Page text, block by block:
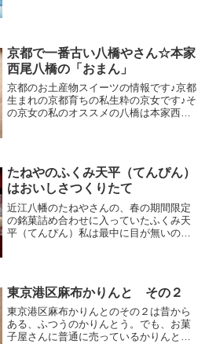
京都で一番古い八橋やさん☆本家
西尾八橋の「おまん」
京都のお土産物スイーツの情報です♪京都
生まれの京都育ちの私生粋の京女です♪そ
の京女の私のオススメの八橋は本家西尾
が教えてくれました。...
たねやのふくみ天平（てんぴん）
はおいしさつくりたて
近江八幡のたねやさんの、春の期間限定
の銘菓詰め合わせに入っていたふくみ天
平（てんぴん）私は最中に目が無いの
東京港区麻布かりんと その２
東京港区麻布かりんとのその２は昔から
ある、ふつうのかりんとう。でも、お菓
子屋さんに普通に売っているかりんとと